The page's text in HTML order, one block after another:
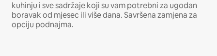
kuhinju i sve sadržaje koji su vam potrebni za ugodan
boravak od mjesec ili više dana. Savršena zamjena za
opciju podnajma.